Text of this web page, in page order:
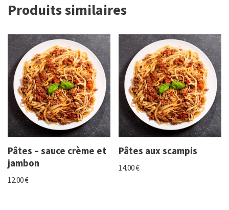
Produits similaires
Pâtes – sauce crème et
jambon
12.00€
Pâtes aux scampis
14.00€